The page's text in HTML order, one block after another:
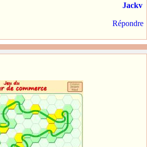
Jackv
Répondre